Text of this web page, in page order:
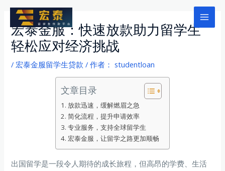
Main
宏泰金服：快速放款助力留学生
轻松应对经济挑战
/ 宏泰金服留学生贷款 / 作者： studentloan
文章目录
放款迅速，缓解燃眉之急
简化流程，提升申请效率
专业服务，支持全球留学生
宏泰金服，让留学之路更加顺畅
出国留学是一段令人期待的成长旅程，但高昂的学费、生活